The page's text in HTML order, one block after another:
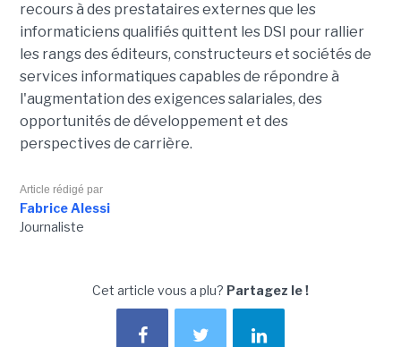
recours à des prestataires externes que les
informaticiens qualifiés quittent les DSI pour rallier
les rangs des éditeurs, constructeurs et sociétés de
services informatiques capables de répondre à
l'augmentation des exigences salariales, des
opportunités de développement et des
perspectives de carrière.
Article rédigé par
Fabrice Alessi
Journaliste
Cet article vous a plu? Partagez le !